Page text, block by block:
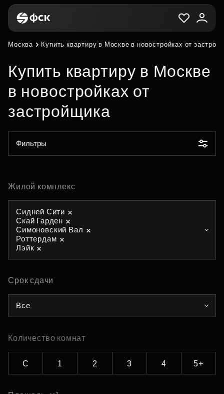
Москва Купить квартиру в Москве в новостройках от
Купить квартиру в Москве
в новостройках от
застройщика
Фильтры
Жилой комплекс
Сидней Сити
Скай Гарден
Симоновский Вал
Роттердам
Лэйк
Срок сдачи
Все
Количество комнат
С 1 2 3 4 5+